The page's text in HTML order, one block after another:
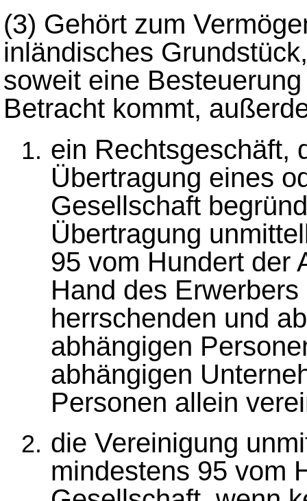
(3) Gehört zum
inländisches
soweit eine
Betracht kommt,
ein Rechtsgeschäft,
Übertragung eines
Gesellschaft
Übertragung
95 vom Hundert der
Hand des
herrschenden und
abhängigen
abhängigen
Personen allein
die Vereinigung
mindestens 95 vom